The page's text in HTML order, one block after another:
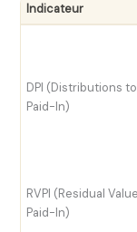
Indicateur
DPI (Distributions to
Paid-In)
RVPI (Residual
Paid-In)